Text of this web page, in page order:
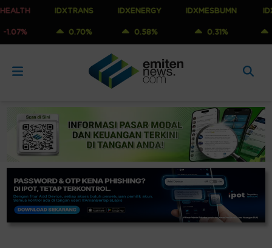
IDXTRANS
0.70%
IDXENERGY
0.58%
IDXMESBUMN
0.31%
IDXQ30
0.18%